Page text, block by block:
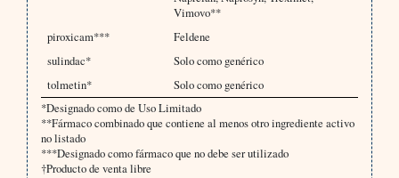
Vimovo**
piroxicam***
Feldene
sulindac*
Solo como genérico
tolmetin*
Solo como genérico
*Designado como de Uso Limitado
**Fármaco combinado que contiene al menos otro ingrediente activo
no listado
***Designado como fármaco que no debe ser utilizado
†Producto de venta libre